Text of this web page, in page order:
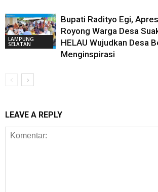
LAMPUNG
SELATAN
Bupati Radityo Egi,
Royong Warga Desa
HELAU Wujudkan Desa
Menginspirasi
LEAVE A REPLY